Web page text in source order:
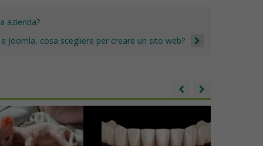
azienda?
Joomla, cosa scegliere per creare un sito web?